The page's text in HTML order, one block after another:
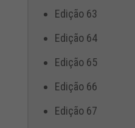
Edição 63
Edição 64
Edição 65
Edição 66
Edição 67